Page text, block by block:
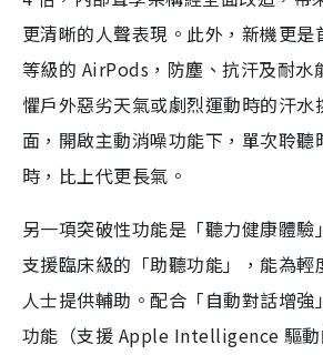
更清晰的人聲表現。此外，新機更
等級的 AirPods，防塵、抗汗及耐水
懼戶外惡劣天氣或劇烈運動時的汗水
面，開啟主動消噪功能下，單次聆聽
時，比上代更長氣。
另一項突破性功能是「聽力健康體
支援臨床級的「助聽功能」，能為輕
人士提供輔助。配合「自動對話增強
功能（支援 Apple Intelligence 驅動